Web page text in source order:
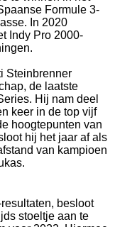
Formule 3-
In 2020
Indy Pro 2000-
Steinbrenner
de laatste
Hij nam deel
keer in de top vijf
hoogtepunten van
hij het jaar af als
van kampioen
besloot
stoeltje aan te